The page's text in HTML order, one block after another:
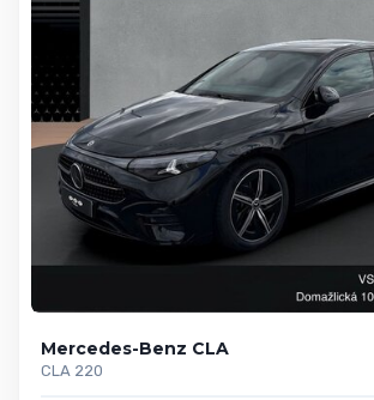
Mercedes-Benz CLA
CLA 220